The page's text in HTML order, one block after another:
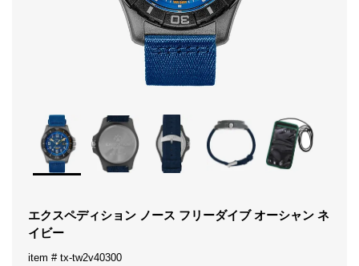
エクスペディション ノース フリーダイブ オーシャン ネ
イビー
tx-tw2v40300